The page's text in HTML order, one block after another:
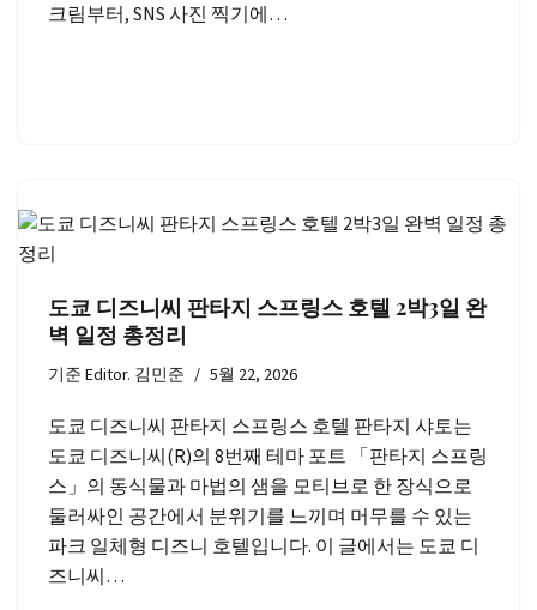
크림부터, SNS 사진 찍기에…
도쿄 디즈니씨 판타지 스프링스 호텔 2박3일 완
벽 일정 총정리
기준Editor. 김민준 5월 22, 2026
도쿄 디즈니씨 판타지 스프링스 호텔 판타지 샤토는
도쿄 디즈니씨(R)의 8번째 테마 포트 「판타지 스프링
스」의 동식물과 마법의 샘을 모티브로 한 장식으로
둘러싸인 공간에서 분위기를 느끼며 머무를 수 있는
파크 일체형 디즈니 호텔입니다. 이 글에서는 도쿄 디
즈니씨…